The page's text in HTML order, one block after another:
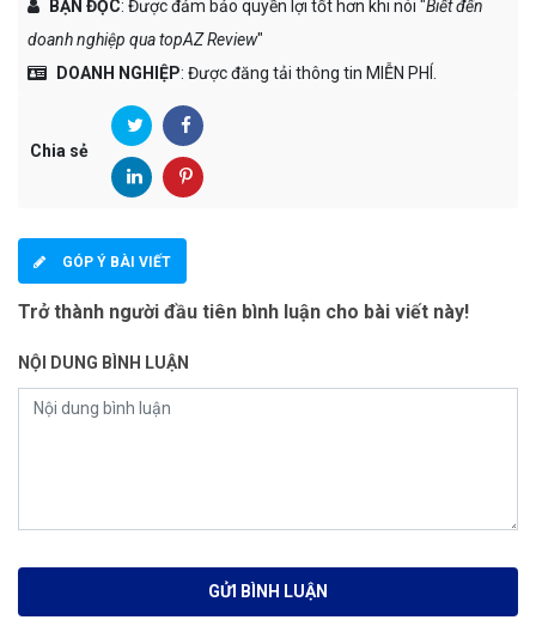
BẠN ĐỌC: Được đảm bảo quyền lợi tốt hơn khi nói "Biết đến
doanh nghiệp qua topAZ Review"
DOANH NGHIỆP: Được đăng tải thông tin MIỄN PHÍ.
Chia sẻ
GÓP Ý BÀI VIẾT
Trở thành người đầu tiên bình luận cho bài viết này!
NỘI DUNG BÌNH LUẬN